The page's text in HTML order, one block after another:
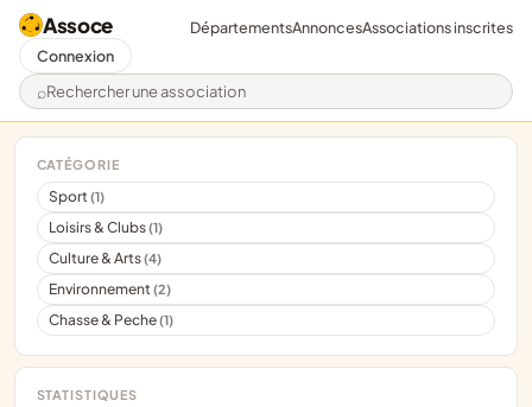
Assoce
Rechercher une association
DépartementsAnnoncesAssociations inscrites
Connexion
CATÉGORIE
Sport(1)
Loisirs & Clubs(1)
Culture & Arts(4)
Environnement(2)
Chasse & Peche(1)
STATISTIQUES